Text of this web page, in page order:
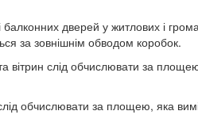
дверей у житлових і
за зовнішнім обводом коробок.
вітрин слід обчислювати за
обчислювати за площею, яка